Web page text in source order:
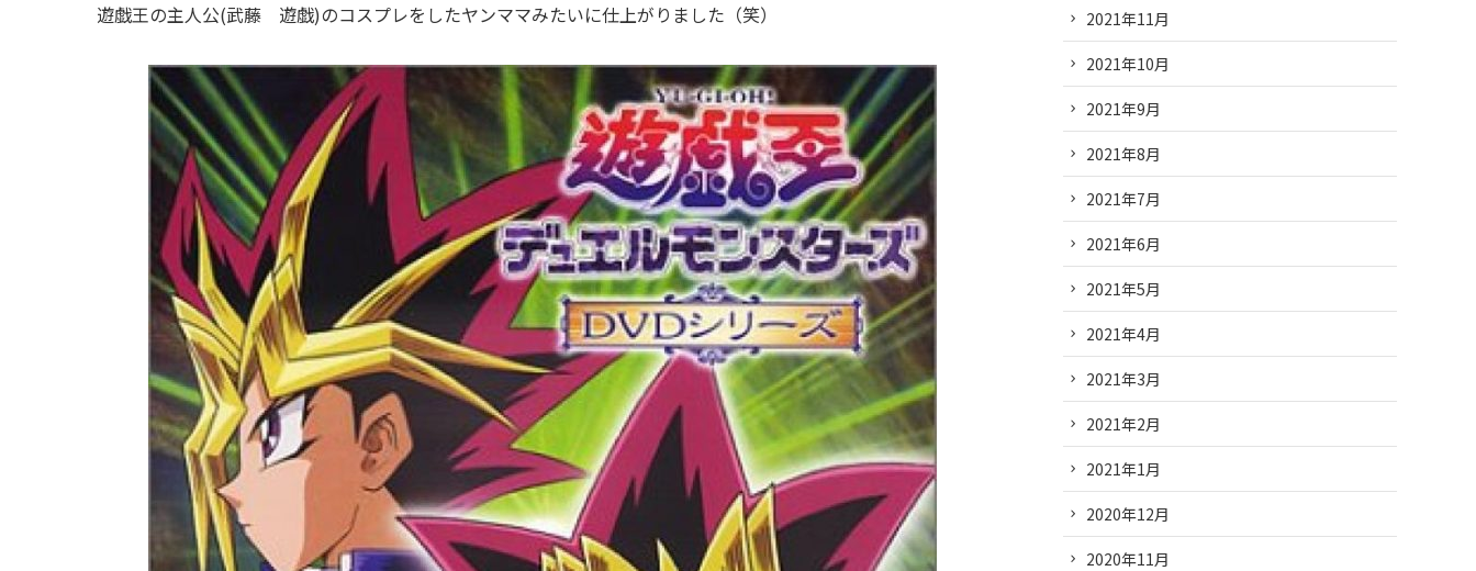
遊戯王の主人公(武藤 遊戯)のコスプレをしたヤンママみたいに仕上がりました（笑） 2021年11月
2021年10月
2021年9月
2021年8月
2021年7月
2021年6月
2021年5月
2021年4月
2021年3月
2021年2月
2021年1月
2020年12月
2020年11月